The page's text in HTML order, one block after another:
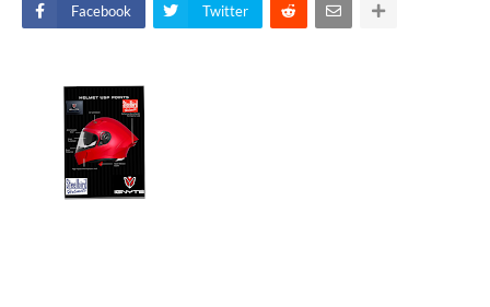
Facebook Twitter